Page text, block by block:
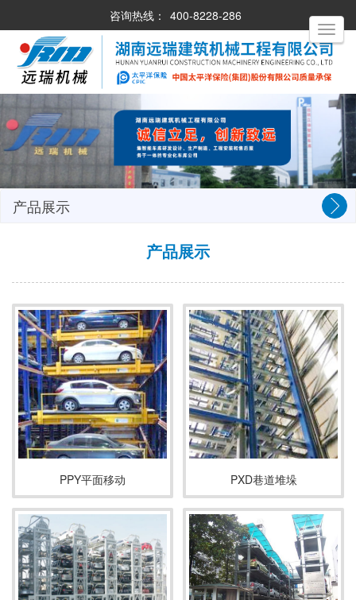
咨询热线： 400-8228-286
产品展示
产品展示
PPY平面移动 PXD巷道堆垛
Toggle